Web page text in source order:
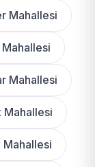
Mahallesi
Mahallesi
Mahallesi